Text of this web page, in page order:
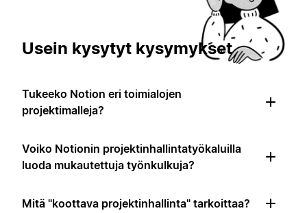
Usein kysytyt kysymykset
Tukeeko Notion eri toimialojen
projektimalleja?
Voiko Notionin projektinhallintatyökaluilla
luoda mukautettuja työnkulkuja?
Mitä "koottava projektinhallinta" tarkoittaa?